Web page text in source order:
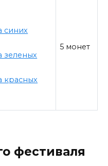
синих
зеленых
красных
5 монет
фестиваля